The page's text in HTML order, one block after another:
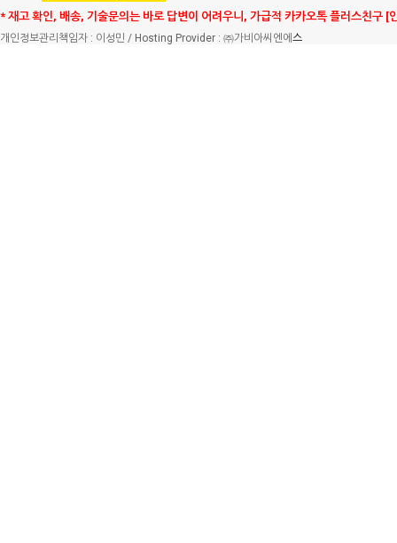
* 재고 확인, 배송, 기술문의는 바로 답변이 어려우니, 가급적 카카오톡 플러스친구 [
개인정보관리책임자 : 이성민 / Hosting Provider : ㈜가비아씨엔에 스